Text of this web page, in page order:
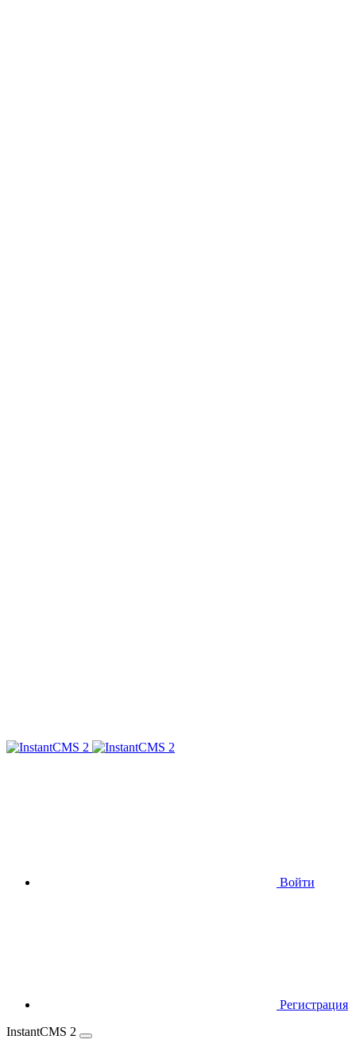
Войти
Регистрация
InstantCMS 2